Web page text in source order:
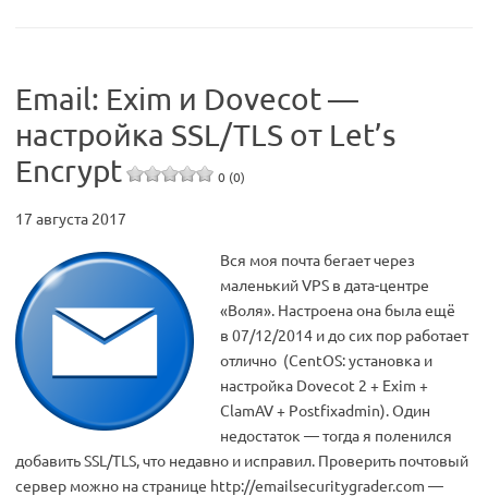
Email: Exim и Dovecot —
настройка SSL/TLS от Let’s
Encrypt
0 (0)
17 августа 2017
Вся моя почта бегает через
маленький VPS в дата-центре
«Воля». Настроена она была ещё
в 07/12/2014 и до сих пор работает
отлично (CentOS: установка и
настройка Dovecot 2 + Exim +
ClamAV + Postfixadmin). Один
недостаток — тогда я поленился
добавить SSL/TLS, что недавно и исправил. Проверить почтовый
сервер можно на странице http://emailsecuritygrader.com —